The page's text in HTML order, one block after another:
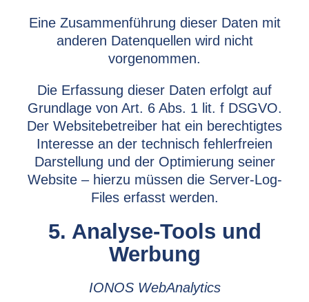
Eine Zusammenführung dieser Daten mit
anderen Datenquellen wird nicht
vorgenommen.
Die Erfassung dieser Daten erfolgt auf
Grundlage von Art. 6 Abs. 1 lit. f DSGVO.
Der Websitebetreiber hat ein berechtigtes
Interesse an der technisch fehlerfreien
Darstellung und der Optimierung seiner
Website – hierzu müssen die Server-Log-
Files erfasst werden.
5. Analyse-Tools und
Werbung
IONOS WebAnalytics